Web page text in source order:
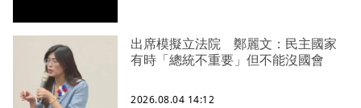
出席模擬立法院 鄭麗文：民主國家
有時「總統不重要」但不能沒國會
2026.08.04 14:12